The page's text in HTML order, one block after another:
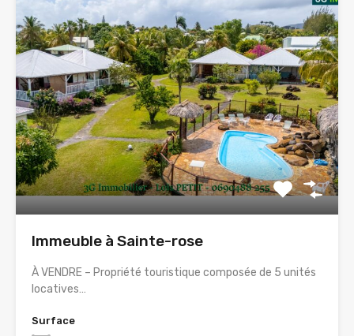
Immeuble à Sainte-rose
À VENDRE – Propriété touristique composée de 5 unités
locatives…
Surface